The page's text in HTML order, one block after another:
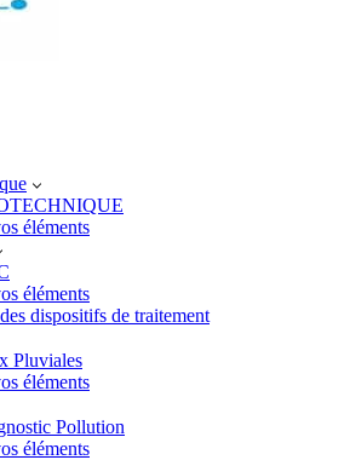
éléments
éléments
dispositifs de traitement
Pluviales
éléments
Pollution
éléments